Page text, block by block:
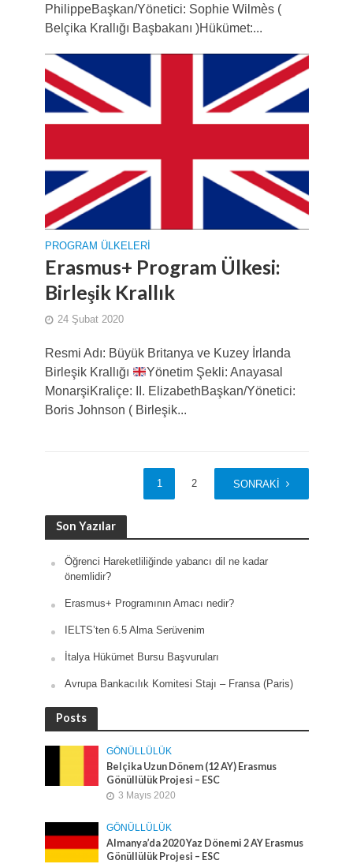
PhilippeBaşkan/Yönetici: Sophie Wilmès (
Belçika Krallığı Başbakanı )Hükümet:...
PROGRAM ÜLKELERI
Erasmus+ Program Ülkesi:
Birleşik Krallık
24 Şubat 2020
Resmi Adı: Büyük Britanya ve Kuzey İrlanda
Birleşik Krallığı
Yönetim Şekli: Anayasal
MonarşiKraliçe: II. ElizabethBaşkan/Yönetici:
Boris Johnson ( Birleşik...
1 2 SONRAKI
Son Yazılar
Öğrenci Hareketliliğinde yabancı dil ne kadar
önemlidir?
Erasmus+ Programının Amacı nedir?
IELTS’ten 6.5 Alma Serüvenim
İtalya Hükümet Bursu Başvuruları
Avrupa Bankacılık Komitesi Stajı – Fransa (Paris)
Posts
GÖNÜLLÜLÜK
Belçika Uzun Dönem (12 AY) Erasmus
Gönüllülük Projesi – ESC
3 Mayıs 2020
GÖNÜLLÜLÜK
Almanya’da 2020 Yaz Dönemi 2 AY Erasmus
Gönüllülük Projesi – ESC